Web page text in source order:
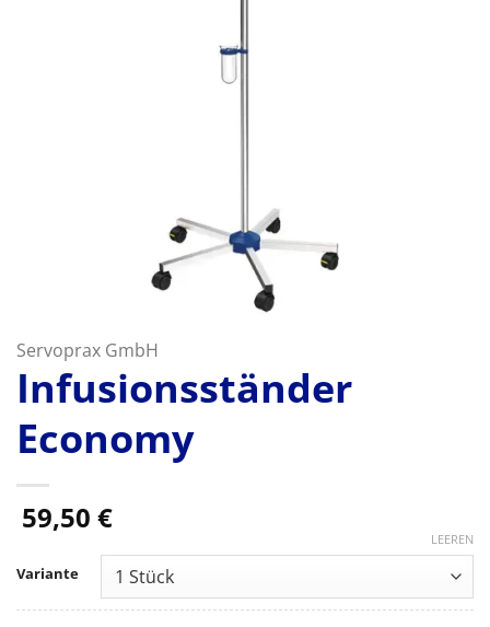
Servoprax GmbH
Infusionsständer
Economy
59,50 €
Variante
LEEREN